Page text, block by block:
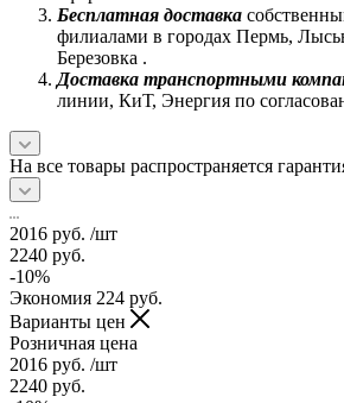
Бесплатная доставка
филиалами в городах Пермь,
Березовка .
Доставка транспортными
линии, КиТ, Энергия по
На все товары распространяется
2016 руб. /шт
2240 руб.
-10%
Экономия 224 руб.
Варианты цен
Розничная цена
2016 руб. /шт
2240 руб.